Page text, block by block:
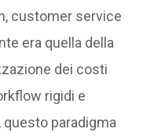
customer service
era quella della
dei costi
rigidi e
paradigma